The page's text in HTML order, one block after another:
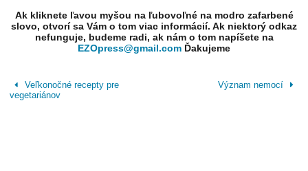
Ak kliknete ľavou myšou na ľubovoľné na modro zafarbené
slovo, otvorí sa Vám o tom viac informácií. Ak niektorý odkaz
nefunguje, budeme radi, ak nám o tom napíšete na
EZOpress@gmail.com Ďakujeme
Veľkonočné recepty pre
vegetariánov
Význam nemocí